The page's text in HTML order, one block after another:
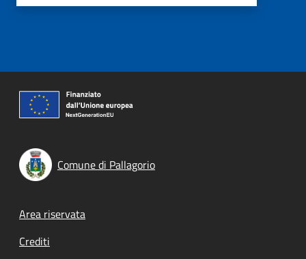
Comune di Pallagorio
Footer menu
Area riservata
Crediti